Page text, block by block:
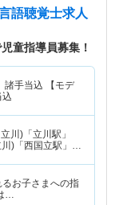
語聴覚士求人
童指導員募集！
手当込 【モデ
川)「立川駅」
)「西国立駅」
お子さまへの指
…